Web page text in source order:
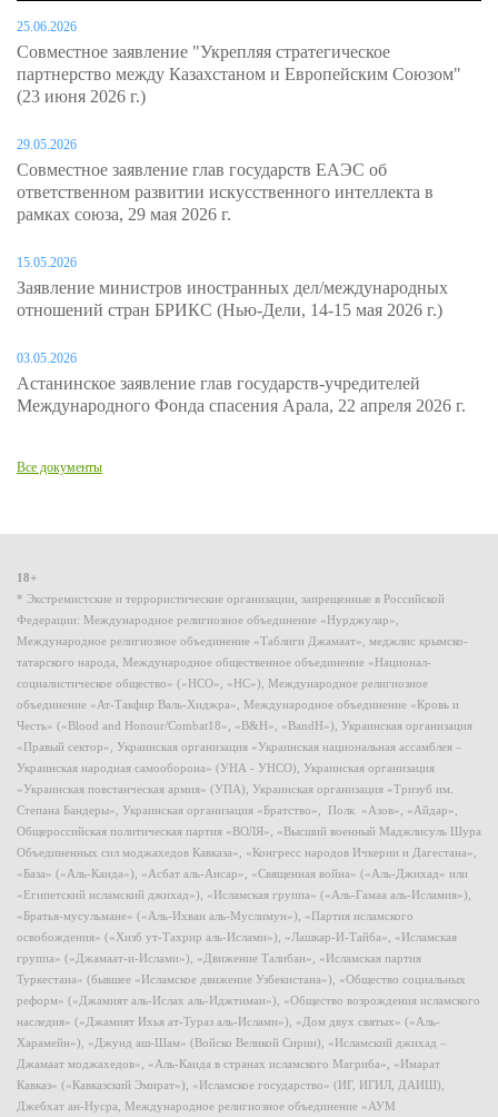
25.06.2026
Совместное заявление "Укрепляя стратегическое
партнерство между Казахстаном и Европейским Союзом"
(23 июня 2026 г.)
29.05.2026
Совместное заявление глав государств ЕАЭС об
ответственном развитии искусственного интеллекта в
рамках союза, 29 мая 2026 г.
15.05.2026
Заявление министров иностранных дел/международных
отношений стран БРИКС (Нью-Дели, 14-15 мая 2026 г.)
03.05.2026
Астанинское заявление глав государств-учредителей
Международного Фонда спасения Арала, 22 апреля 2026 г.
Все документы
18+
* Экстремистские и террористические организации, запрещенные в Российской
Федерации: Международное религиозное объединение «Нурджулар»,
Международное религиозное объединение «Таблиги Джамаат», меджлис крымско-
татарского народа, Международное общественное объединение «Национал-
социалистическое общество» («НСО», «НС»), Международное религиозное
объединение «Ат-Такфир Валь-Хиджра», Международное объединение «Кровь и
Честь» («Blood and Honour/Combat18», «B&H», «BandH»), Украинская организация
«Правый сектор», Украинская организация «Украинская национальная ассамблея –
Украинская народная самооборона» (УНА - УНСО), Украинская организация
«Украинская повстанческая армия» (УПА), Украинская организация «Тризуб им.
Степана Бандеры», Украинская организация «Братство», Полк «Азов», «Айдар»,
Общероссийская политическая партия «ВОЛЯ», «Высший военный Маджлисуль Шура
Объединенных сил моджахедов Кавказа», «Конгресс народов Ичкерии и Дагестана»,
«База» («Аль-Каида»), «Асбат аль-Ансар», «Священная война» («Аль-Джихад» или
«Египетский исламский джихад»), «Исламская группа» («Аль-Гамаа аль-Исламия»),
«Братья-мусульмане» («Аль-Ихван аль-Муслимун»), «Партия исламского
освобождения» («Хизб ут-Тахрир аль-Ислами»), «Лашкар-И-Тайба», «Исламская
группа» («Джамаат-и-Ислами»), «Движение Талибан», «Исламская партия
Туркестана» (бывшее «Исламское движение Узбекистана»), «Общество социальных
реформ» («Джамият аль-Ислах аль-Иджтимаи»), «Общество возрождения исламского
наследия» («Джамият Ихья ат-Тураз аль-Ислами»), «Дом двух святых» («Аль-
Харамейн»), «Джунд аш-Шам» (Войско Великой Сирии), «Исламский джихад –
Джамаат моджахедов», «Аль-Каида в странах исламского Магриба», «Имарат
Кавказ» («Кавказский Эмират»), «Исламское государство» (ИГ, ИГИЛ, ДАИШ),
Джебхат ан-Нусра, Международное религиозное объединение «АУМ